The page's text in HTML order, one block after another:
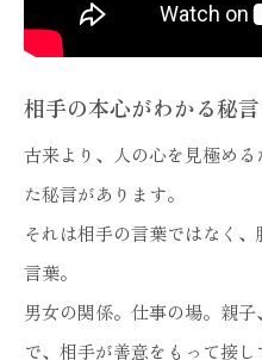
相手の本心がわかる秘言
古来より、人の心を見極め
た秘言があります。
それは相手の言葉ではなく
言葉。
男女の関係。仕事の場。親
で、相手が善意をもって接